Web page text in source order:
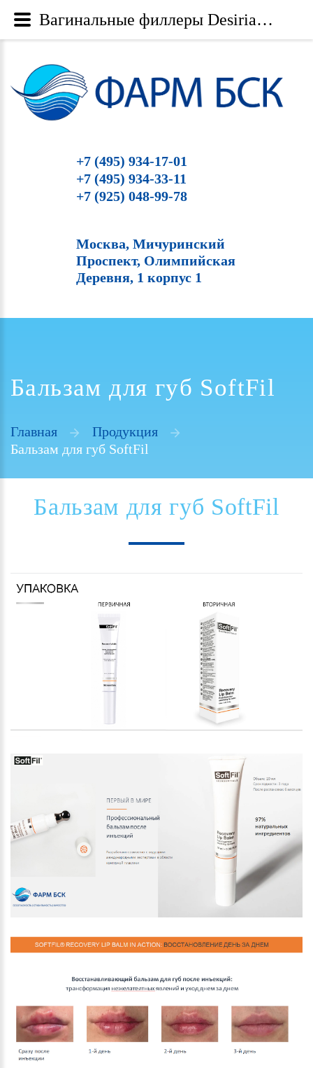
+7 (495) 934-17-01
+7 (495) 934-33-11
+7 (925) 048-99-78
Москва, Мичуринский
Проспект, Олимпийская
Деревня, 1 корпус 1
Бальзам для губ SoftFil
Главная
Продукция
Бальзам для губ SoftFil
Бальзам для губ SoftFil
Вагинальные филлеры Desirial, гиалуроновая кислота для интимной зоны - Фарм БСК